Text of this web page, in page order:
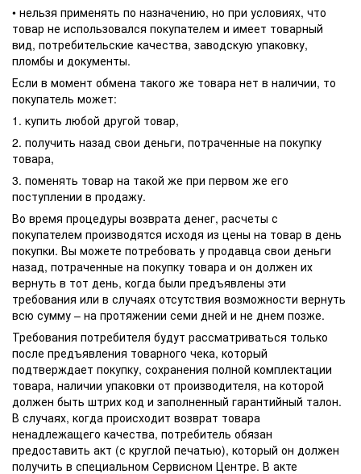
• нельзя применять по назначению, но при условиях, что
товар не использовался покупателем и имеет товарный
вид, потребительские качества, заводскую упаковку,
пломбы и документы.
Если в момент обмена такого же товара нет в наличии, то
покупатель может:
1. купить любой другой товар,
2. получить назад свои деньги, потраченные на покупку
товара,
3. поменять товар на такой же при первом же его
поступлении в продажу.
Во время процедуры возврата денег, расчеты с
покупателем производятся исходя из цены на товар в день
покупки. Вы можете потребовать у продавца свои деньги
назад, потраченные на покупку товара и он должен их
вернуть в тот день, когда были предъявлены эти
требования или в случаях отсутствия возможности вернуть
всю сумму – на протяжении семи дней и не днем позже.
Требования потребителя будут рассматриваться только
после предъявления товарного чека, который
подтверждает покупку, сохранения полной комплектации
товара, наличии упаковки от производителя, на которой
должен быть штрих код и заполненный гарантийный талон.
В случаях, когда происходит возврат товара
ненадлежащего качества, потребитель обязан
предоставить акт (с круглой печатью), который он должен
получить в специальном Сервисном Центре. В акте